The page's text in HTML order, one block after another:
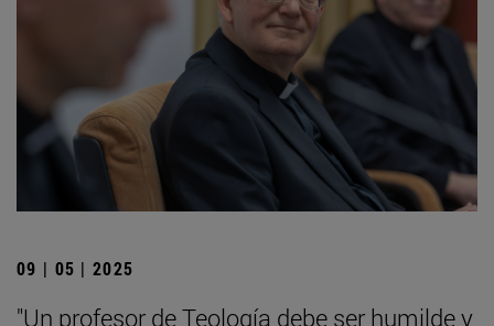
09 | 05 | 2025
"Un profesor de Teología debe ser humilde y